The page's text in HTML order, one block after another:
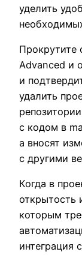
уделить
Прокрутите
Advanced и
и
удалить
с кодом в
а вносят
с другими
Когда в
открытость
которым
интеграция